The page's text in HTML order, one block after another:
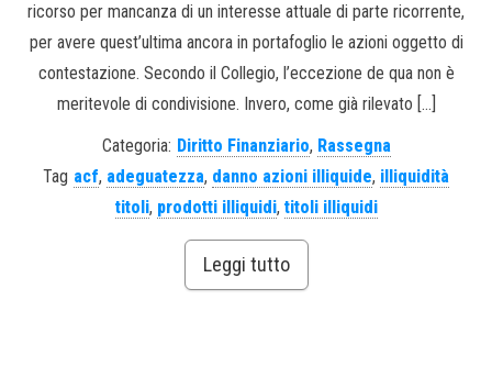
ricorso per mancanza di un interesse attuale di parte ricorrente,
per avere quest’ultima ancora in portafoglio le azioni oggetto di
contestazione. Secondo il Collegio, l’eccezione de qua non è
meritevole di condivisione. Invero, come già rilevato […]
Categoria: Diritto Finanziario, Rassegna
Tag acf, adeguatezza, danno azioni illiquide, illiquidità
titoli, prodotti illiquidi, titoli illiquidi
Leggi tutto